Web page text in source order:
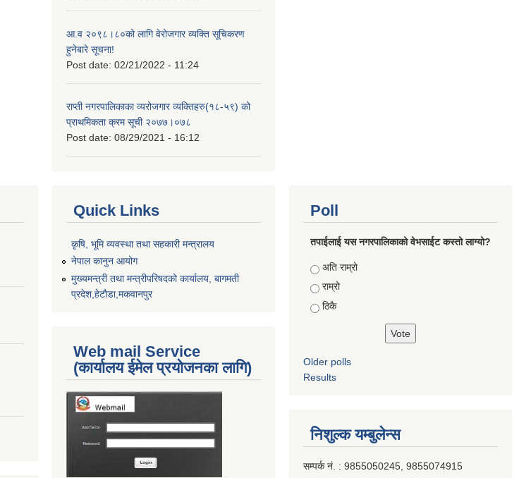
आ.व २०९८।८०को लागि वेरोजगार व्यक्ति सूचिकरण
हुनेबारे सूचना!
Post date: 02/21/2022 - 11:24
राप्ती नगरपालिकाका व्यरोजगार व्यक्तिहरु(१८-५९) को
प्राथमिकता क्रम सूची २०७७।०७८
Post date: 08/29/2021 - 16:12
Quick Links
कृषि, भूमि व्यवस्था तथा सहकारी मन्त्रालय
नेपाल कानुन आयोग
मुख्यमन्त्री तथा मन्त्रीपरिषदको कार्यालय, बागमती
प्रदेश,हेटाैडा,मकवानपुर
Web mail Service
(कार्यालय ईमेल प्रयोजनका लागि)
Poll
तपाईलाई यस नगरपालिकाको वेभसाईट कस्तो लाग्यो?
Choices
अति राम्रो
राम्रो
ठिकै
Older polls
Results
निशुल्क यम्बुलेन्स
सम्पर्क नं. : 9855050245, 9855074915